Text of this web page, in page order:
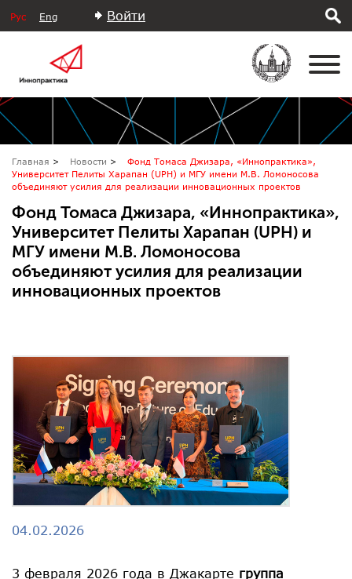
Рус Eng Войти
Главная Новости
Фонд Томаса Джизара, «Иннопрактика»,
Университет Пелиты Харапан (UPH) и МГУ имени М.В. Ломоносова
объединяют усилия для реализации инновационных проектов
Фонд Томаса Джизара, «Иннопрактика»,
Университет Пелиты Харапан (UPH) и
МГУ имени М.В. Ломоносова
объединяют усилия для реализации
инновационных проектов
04.02.2026
3 февраля 2026 года в Джакарте группа